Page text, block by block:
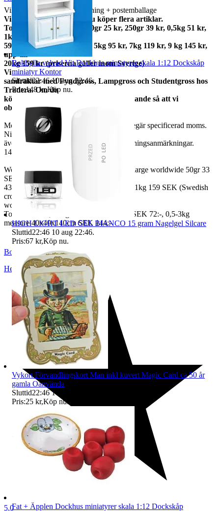
Vikt ca x gram med förpackning + postemballage
Vi samfraktar gärna om du köper flera artiklar.
Total frakt: 50gr 15 kr, 100gr 25 kr, 250gr 39 kr, 0,5kg 51 kr,
1kg
59kr, 2kg 73 kr, 3kg 79 kr, 5kg 95 kr, 7kg 119 kr, 9 kg 145 kr,
upp till
20kg 159 kr (priserna gäller inom Sverige)
Vi
samfraktar med Fyndgross, Lampgross och Studentgross hos
Tradera. Om du
köper från mer än en skicka ett meddelande så att vi
observerar det.
Moms ingår i våra priser. Har ni företag begär specificerad moms.
Ni kan
även fråga om faktura om ni inte har betalningsanmärkningar.
14 dagars full returrätt vid oanvänd vara.
We also ship abroad worldwide. Freightcharge worldwide 50gr 33
SEK, 100 gr
43 SEK, 250gr 85 SEK, 0,5kg 109 SEK, 1kg 159 SEK (Swedish
crown
worldwide price freight)
To Denmark 0,5-3kg measure 35x24x13 SEK 72:-, 0,5-3kg
measure 40x40x140cm SEK 144:-
BoutiqueNo9
Helsingborg,Sverige
5.0
Bokhylla valvad Vit Dockhus miniatyrer skala 1:12 Dockskåp
miniatyr Kontor
Sluttid22:46 10 aug 22:46.
Pris:148 kr,Köp nu.
HIGH LIGHT LED GEL BIANCO 15 gram Nagelgel Silcare
Sluttid22:46 10 aug 22:46.
Pris:67 kr,Köp nu.
Vykort Förvandlingskort Man inkl kuvert Magic Card ca 50 år
gamla Oanvända
Sluttid22:46 10 aug 22:46
Pris:25 kr,Köp nu.
Fat + Äpplen Dockhus miniatyrer skala 1:12 Dockskåp